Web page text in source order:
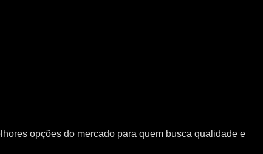
opções do mercado para quem busca qualidade e